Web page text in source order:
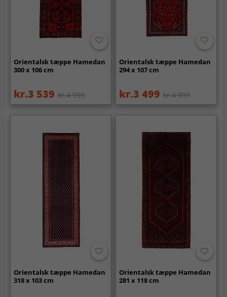
Orientalsk tæppe Hamedan
300 x 106 cm
kr.3 539 kr.4 959
Orientalsk tæppe Hamedan
294 x 107 cm
kr.3 499 kr.4 899
Orientalsk tæppe Hamedan
318 x 103 cm
Orientalsk tæppe Hamedan
281 x 118 cm